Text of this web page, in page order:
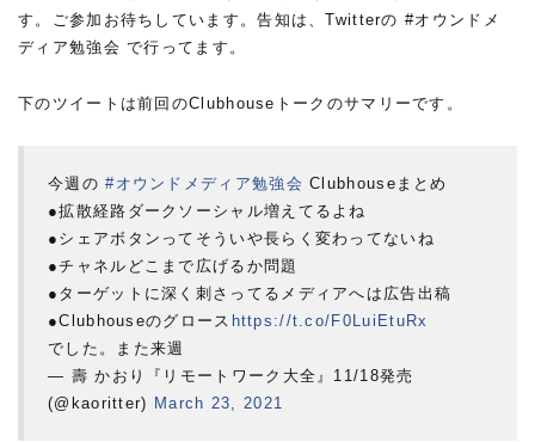
す。ご参加お待ちしています。告知は、Twitterの #オウンドメ
ディア勉強会 で行ってます。
下のツイートは前回のClubhouseトークのサマリーです。
今週の#オウンドメディア勉強会 Clubhouseまとめ
●拡散経路ダークソーシャル増えてるよね
●シェアボタンってそういや長らく変わってないね
●チャネルどこまで広げるか問題
●ターゲットに深く刺さってるメディアへは広告出稿
●Clubhouseのグロース https://t.co/F0LuiEtuRx
でした。また来週
— 壽 かおり『リモートワーク大全』11/18発売
(@kaoritter) March 23, 2021